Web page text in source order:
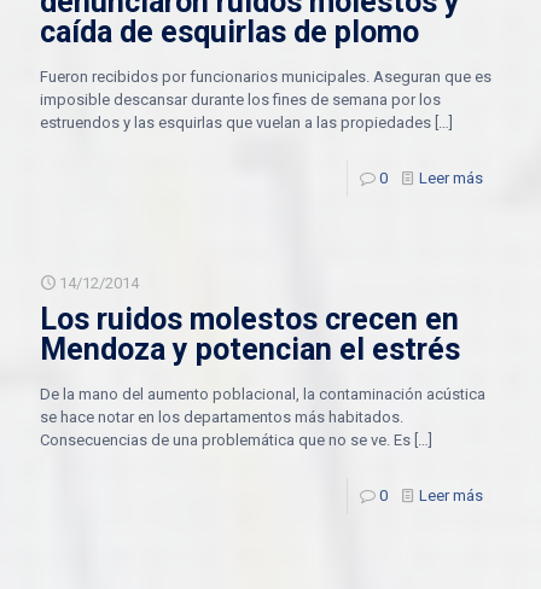
caída de esquirlas de plomo
Fueron recibidos por funcionarios municipales. Aseguran que es
imposible descansar durante los fines de semana por los
estruendos y las esquirlas que vuelan a las propiedades […]
0 Leer más
14/12/2014
Los ruidos molestos crecen en
Mendoza y potencian el estrés
De la mano del aumento poblacional, la contaminación acústica
se hace notar en los departamentos más habitados.
Consecuencias de una problemática que no se ve. Es […]
0 Leer más